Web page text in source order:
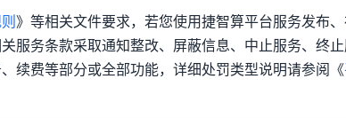
》等相关文件要求，若您使用捷智算平台服务发布
服务条款采取通知整改、屏蔽信息、中止服务、终止
续费等部分或全部功能，详细处罚类型说明请参阅《